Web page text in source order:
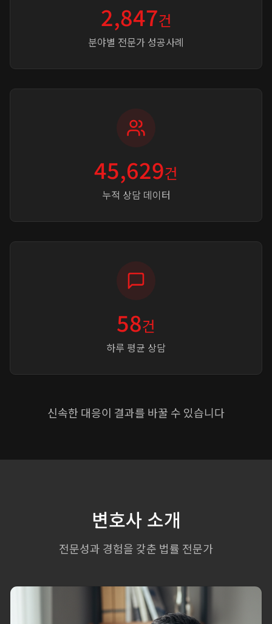
2,847건
분야별 전문가 성공사례
45,629건
누적 상담 데이터
58건
하루 평균 상담
신속한 대응이 결과를 바꿀 수 있습니다
변호사 소개
전문성과 경험을 갖춘 법률 전문가